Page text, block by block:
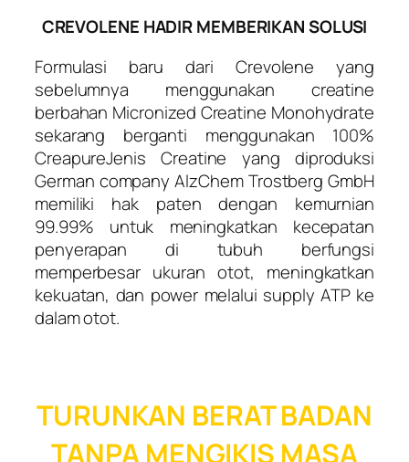
CREVOLENE HADIR MEMBERIKAN SOLUSI
Formulasi baru dari Crevolene yang
sebelumnya menggunakan creatine
berbahan Micronized Creatine Monohydrate
sekarang berganti menggunakan 100%
CreapureJenis Creatine yang diproduksi
German company AlzChem Trostberg GmbH
memiliki hak paten dengan kemurnian
99.99% untuk meningkatkan kecepatan
penyerapan di tubuh berfungsi
memperbesar ukuran otot, meningkatkan
kekuatan, dan power melalui supply ATP ke
dalam otot.
TURUNKAN BERAT BADAN
TANPA MENGIKIS MASA